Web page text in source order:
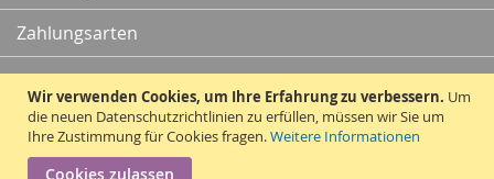
Wir verwenden Cookies, um Ihre Erfahrung zu verbessern. Um
die neuen Datenschutzrichtlinien zu erfüllen, müssen wir Sie um
Ihre Zustimmung für Cookies fragen.Weitere Informationen
Cookies zulassen
Zahlungsarten
Kontakt
Vertrag widerrufen